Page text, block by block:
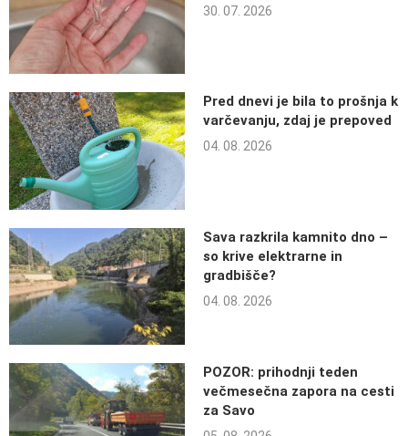
30. 07. 2026
Pred dnevi je bila to prošnja k
varčevanju, zdaj je prepoved
04. 08. 2026
Sava razkrila kamnito dno –
so krive elektrarne in
gradbišče?
04. 08. 2026
POZOR: prihodnji teden
večmesečna zapora na cesti
za Savo